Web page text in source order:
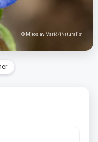
© Miroslav Marić/iNaturalist